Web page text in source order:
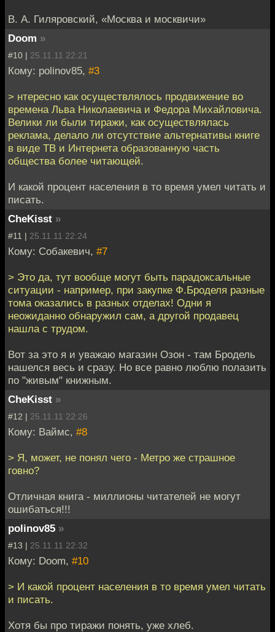
В. А. Гиляровский, «Москва и москвичи»
Doom »
#10 | 25.11.11 22:21
Кому: polinov85, #3
> нтересно как осуществлялось продвижение во
времена Льва Николаевича и Федора Михайловича.
Велики ли были тиражи, как осуществлялась
реклама, делало ли отсутствие альтернативы книге
в виде ТВ и Интернета образованную часть
общества более читающей.
И какой процент населения в то время умел читать и
писать.
CheKisst »
#11 | 25.11.11 22:24
Кому: Собакевич, #7
> Это да, тут вообще могут быть парадоксальные
ситуации - например, при закупке Ф.Броделя разные
тома оказались в разных отделах! Одни я
неожиданно обнаружил сам, а другой продавец
нашла с трудом.
Вот за это я и уважаю магазин Озон - там Бродель
нашелся весь и сразу. Но все равно люблю полазить
по "живым" книжным.
CheKisst »
#12 | 25.11.11 22:26
Кому: Ваймс, #8
> Я, может, не понял чего - Метро же страшное
говно?
Отличная книга - миллионы читателей не могут
ошибаться!!!
polinov85 »
#13 | 25.11.11 22:32
Кому: Doom, #10
> И какой процент населения в то время умел читать
и писать.
Хотя бы про тиражи понять, уже хлеб.